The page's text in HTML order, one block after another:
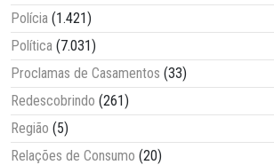
Polícia (1.421)
Política (7.031)
Proclamas de Casamentos (33)
Redescobrindo (261)
Região (5)
Relações de Consumo (20)